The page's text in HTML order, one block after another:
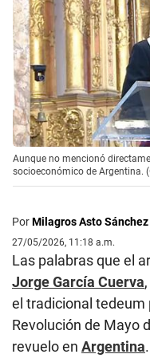
Aunque no mencionó
socioeconómico de Argentina.
PorMilagros Asto Sánchez
27/05/2026, 11:18 a.m.
Las palabras que el
Jorge García Cuerva
el tradicional tedeum
Revolución de Mayo
revuelo en Argentina